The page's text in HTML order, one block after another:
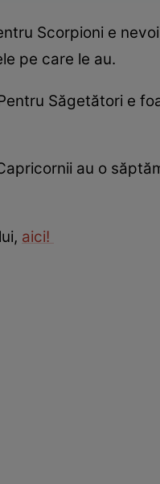
Scorpioni e
pe care le au.
Săgetători e
au o
aici!